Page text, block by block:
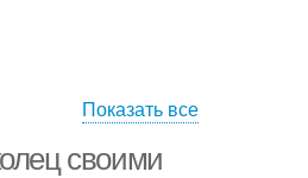
Показать все
своими